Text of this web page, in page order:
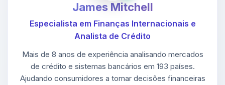
James Mitchell
Especialista em Finanças Internacionais e
Analista de Crédito
Mais de 8 anos de experiência analisando mercados
de crédito e sistemas bancários em 193 países.
Ajudando consumidores a tomar decisões financeiras